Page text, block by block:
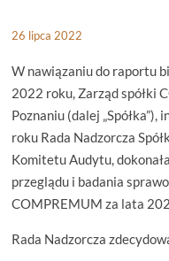
26 lipca 2022
W nawiązaniu do raportu
2022 roku, Zarząd spółki
Poznaniu (dalej
roku Rada Nadzorcza
Komitetu Audytu,
przeglądu i badania
COMPREMUM za lata
Rada Nadzorcza